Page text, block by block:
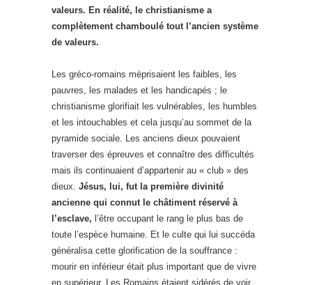
valeurs. En réalité, le christianisme a
complètement chamboulé tout l’ancien système
de valeurs.
Les gréco-romains méprisaient les faibles, les
pauvres, les malades et les handicapés ; le
christianisme glorifiait les vulnérables, les humbles
et les intouchables et cela jusqu’au sommet de la
pyramide sociale. Les anciens dieux pouvaient
traverser des épreuves et connaître des difficultés
mais ils continuaient d’appartenir au « club » des
dieux. Jésus, lui, fut la première divinité
ancienne qui connut le châtiment réservé à
l’esclave, l’être occupant le rang le plus bas de
toute l’espèce humaine. Et le culte qui lui succéda
généralisa cette glorification de la souffrance :
mourir en inférieur était plus important que de vivre
en supérieur. Les Romains étaient sidérés de voir